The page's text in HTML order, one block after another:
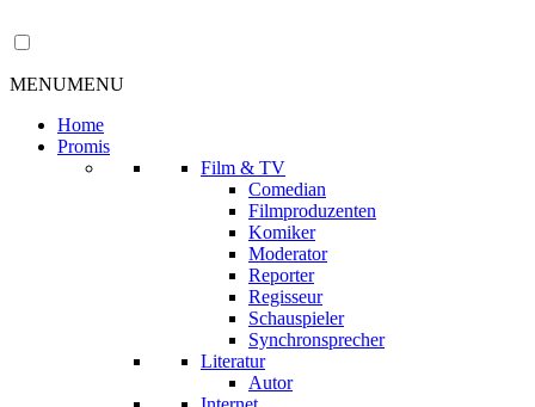
MENUMENU
Home
Promis
Film & TV
Comedian
Filmproduzenten
Komiker
Moderator
Reporter
Regisseur
Schauspieler
Synchronsprecher
Literatur
Autor